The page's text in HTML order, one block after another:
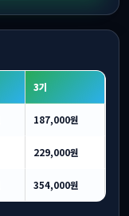
3기
187,000원
229,000원
354,000원